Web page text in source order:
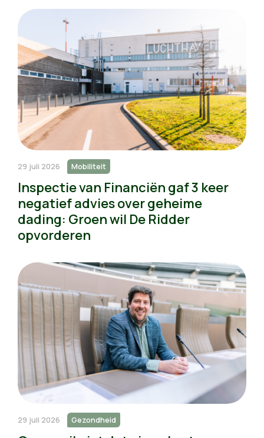
29 juli 2026 Mobiliteit
Inspectie van Financiën gaf 3 keer
negatief advies over geheime
dading: Groen wil De Ridder
opvorderen
29 juli 2026 Gezondheid